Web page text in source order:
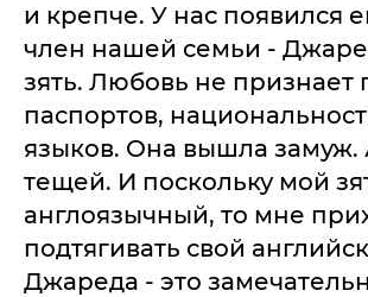
и крепче. У нас появился
член нашей семьи -
зять. Любовь не признает
паспортов,
языков. Она вышла замуж.
тещей. И поскольку мой
англоязычный, то мне
подтягивать свой
Джареда - это